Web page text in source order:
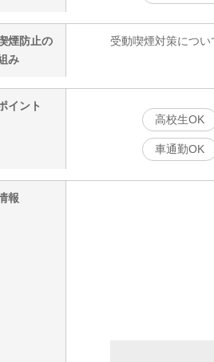
煙防止の
み
受動喫煙対策につ
イント
高校生OK
車通勤OK
報